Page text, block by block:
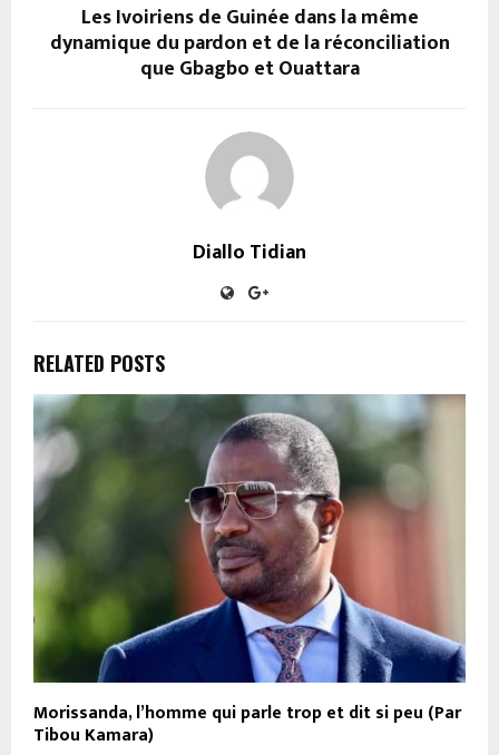
Les Ivoiriens de Guinée dans la même
dynamique du pardon et de la réconciliation
que Gbagbo et Ouattara
Diallo Tidian
RELATED POSTS
Morissanda, l’homme qui parle trop et dit si peu (Par
Tibou Kamara)